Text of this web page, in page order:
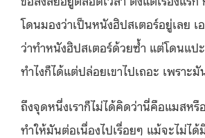
โดนมองว่าเป็นหนังฮิปสเตอร์อยู่เลย เอ
ว่าทำหนังฮิปสเตอร์ด้วยซ้ำ แต่โดนแป
ทำไงก็ได้แต่ปล่อยเขาไปเถอะ เพราะมั
ถึงจุดหนึ่งเราก็ไม่ได้คิดว่านี่คือแมสหรื
ทำให้มันต่อเนื่องไปเรื่อยๆ แม้จะไม่ไ